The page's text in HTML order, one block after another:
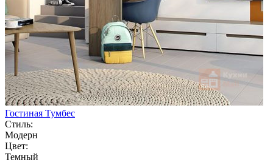
Гостиная Тумбес
Стиль:
Модерн
Цвет:
Темный